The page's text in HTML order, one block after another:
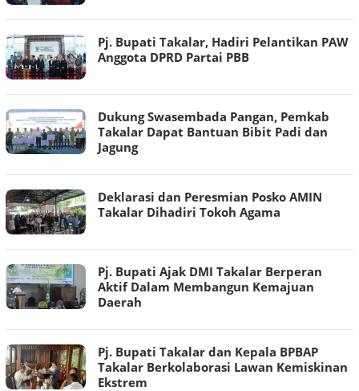
Pj. Bupati Takalar, Hadiri Pelantikan PAW
Anggota DPRD Partai PBB
Dukung Swasembada Pangan, Pemkab
Takalar Dapat Bantuan Bibit Padi dan
Jagung
Deklarasi dan Peresmian Posko AMIN
Takalar Dihadiri Tokoh Agama
Pj. Bupati Ajak DMI Takalar Berperan
Aktif Dalam Membangun Kemajuan
Daerah
Pj. Bupati Takalar dan Kepala BPBAP
Takalar Berkolaborasi Lawan Kemiskinan
Ekstrem